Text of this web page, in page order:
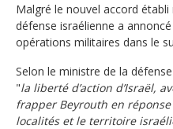
Malgré le nouvel accord
défense israélienne a
opérations militaires dans le
Selon le ministre de la
"la liberté d’action d’Israël,
frapper Beyrouth en
localités et le territoire